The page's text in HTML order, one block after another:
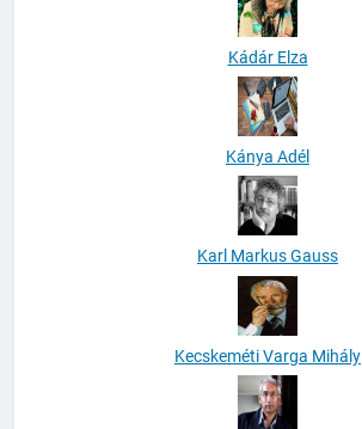
Kádár Elza
Kánya Adél
Karl Markus Gauss
Kecskeméti Varga Mihály